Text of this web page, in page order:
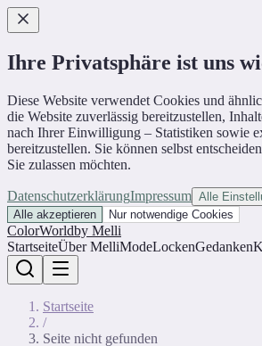
Ihre Privatsphäre ist uns
Diese Website verwendet Cookies und
die Website zuverlässig bereitzustellen,
nach Ihrer Einwilligung – Statistiken sowie
bereitzustellen. Sie können selbst
Sie zulassen möchten.
DatenschutzerklärungImpressum Alle
Alle akzeptieren
Nur notwendige Cookies
ColorWorldby Melli
StartseiteÜber MelliModeLockenGedanken
Startseite
/
Seite nicht gefunden